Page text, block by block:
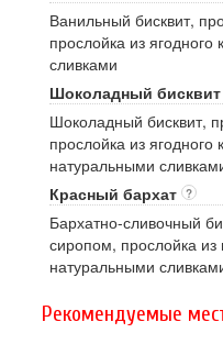
Ванильный бисквит,
прослойка из
сливками
Шоколадный бисквит
Шоколадный бисквит,
прослойка из
натуральными
Красный бархат ?
Бархатно-сливочный
сиропом, прослойка
натуральными
Рекомендуемые